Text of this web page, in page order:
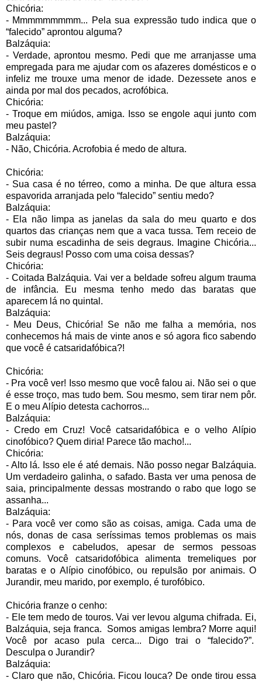
Chicória:
- Mmmmmmmmm... Pela sua expressão tudo indica que o
“falecido” aprontou alguma?
Balzáquia:
- Verdade, aprontou mesmo. Pedi que me arranjasse uma
empregada para me ajudar com os afazeres domésticos e o
infeliz me trouxe uma menor de idade. Dezessete anos e
ainda por mal dos pecados, acrofóbica.
Chicória:
- Troque em miúdos, amiga. Isso se engole aqui junto com
meu pastel?
Balzáquia:
- Não, Chicória. Acrofobia é medo de altura.
Chicória:
- Sua casa é no térreo, como a minha. De que altura essa
espavorida arranjada pelo “falecido” sentiu medo?
Balzáquia:
- Ela não limpa as janelas da sala do meu quarto e dos
quartos das crianças nem que a vaca tussa. Tem receio de
subir numa escadinha de seis degraus. Imagine Chicória...
Seis degraus! Posso com uma coisa dessas?
Chicória:
- Coitada Balzáquia. Vai ver a beldade sofreu algum trauma
de infância. Eu mesma tenho medo das baratas que
aparecem lá no quintal.
Balzáquia:
- Meu Deus, Chicória! Se não me falha a memória, nos
conhecemos há mais de vinte anos e só agora fico sabendo
que você é catsaridafóbica?!
Chicória:
- Pra você ver! Isso mesmo que você falou ai. Não sei o que
é esse troço, mas tudo bem. Sou mesmo, sem tirar nem pôr.
E o meu Alípio detesta cachorros...
Balzáquia:
- Credo em Cruz! Você catsaridafóbica e o velho Alípio
cinofóbico? Quem diria! Parece tão macho!...
Chicória:
- Alto lá. Isso ele é até demais. Não posso negar Balzáquia.
Um verdadeiro galinha, o safado. Basta ver uma penosa de
saia, principalmente dessas mostrando o rabo que logo se
assanha...
Balzáquia:
- Para você ver como são as coisas, amiga. Cada uma de
nós, donas de casa seríssimas temos problemas os mais
complexos e cabeludos, apesar de sermos pessoas
comuns. Você catsaridofóbica alimenta tremeliques por
baratas e o Alípio cinofóbico, ou repulsão por animais. O
Jurandir, meu marido, por exemplo, é turofóbico.
Chicória franze o cenho:
- Ele tem medo de touros. Vai ver levou alguma chifrada. Ei,
Balzáquia, seja franca.
Somos amigas lembra? Morre aqui!
Você por acaso pula cerca... Digo trai o “falecido?”.
Desculpa o Jurandir?
Balzáquia:
- Claro que não, Chicória. Ficou louca? De onde tirou essa